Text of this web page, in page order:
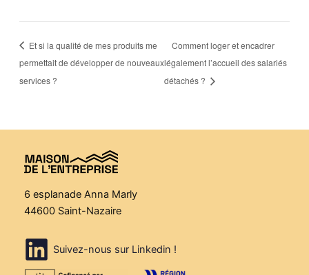
Et si la qualité de mes produits me
permettait de développer de nouveaux
services ?
Comment loger et encadrer
légalement l’accueil des salariés
détachés ?
6 esplanade Anna Marly
44600 Saint-Nazaire
Suivez-nous sur Linkedin !